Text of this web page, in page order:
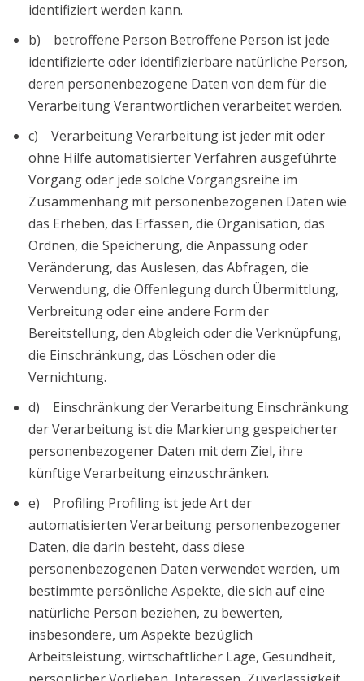
identifiziert werden kann.
b) betroffene Person Betroffene Person ist jede
identifizierte oder identifizierbare natürliche Person,
deren personenbezogene Daten von dem für die
Verarbeitung Verantwortlichen verarbeitet werden.
c) Verarbeitung Verarbeitung ist jeder mit oder
ohne Hilfe automatisierter Verfahren ausgeführte
Vorgang oder jede solche Vorgangsreihe im
Zusammenhang mit personenbezogenen Daten wie
das Erheben, das Erfassen, die Organisation, das
Ordnen, die Speicherung, die Anpassung oder
Veränderung, das Auslesen, das Abfragen, die
Verwendung, die Offenlegung durch Übermittlung,
Verbreitung oder eine andere Form der
Bereitstellung, den Abgleich oder die Verknüpfung,
die Einschränkung, das Löschen oder die
Vernichtung.
d) Einschränkung der Verarbeitung Einschränkung
der Verarbeitung ist die Markierung gespeicherter
personenbezogener Daten mit dem Ziel, ihre
künftige Verarbeitung einzuschränken.
e) Profiling Profiling ist jede Art der
automatisierten Verarbeitung personenbezogener
Daten, die darin besteht, dass diese
personenbezogenen Daten verwendet werden, um
bestimmte persönliche Aspekte, die sich auf eine
natürliche Person beziehen, zu bewerten,
insbesondere, um Aspekte bezüglich
Arbeitsleistung, wirtschaftlicher Lage, Gesundheit,